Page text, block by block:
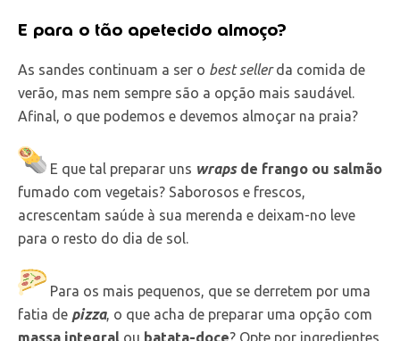
E para o tão apetecido almoço?
As sandes continuam a ser o best sellerda comida de
verão, mas nem sempre são a opção mais saudável.
Afinal, o que podemos e devemos almoçar na praia?
E que tal preparar uns wrapsde frango ou salmão
fumado com vegetais? Saborosos e frescos,
acrescentam saúde à sua merenda e deixam-no leve
para o resto do dia de sol.
Para os mais pequenos, que se derretem por uma
fatia de pizza, o que acha de preparar uma opção com
massa integral ou batata-doce? Opte por ingredientes